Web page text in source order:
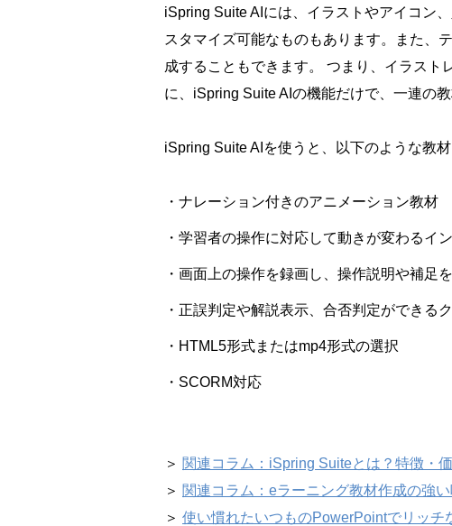
iSpring Suite AIには、イラストやアイコン
スタマイズ可能なものもあります。また、
成することもできます。 つまり、イラス
に、iSpring Suite AIの機能だけで、一連の
iSpring Suite AIを使うと、以下のような教材
・ナレーション付きのアニメーション教材
・学習者の操作に対応して動きが変わるイ
・画面上の操作を録画し、操作説明や補足
・正誤判定や解説表示、合否判定ができる
・HTML5形式またはmp4形式の選択
・SCORM対応
＞ 関連コラム：iSpring Suiteとは？特徴・
＞ 関連コラム：eラーニング教材作成の強
＞ 使い慣れたいつものPowerPointでリッ